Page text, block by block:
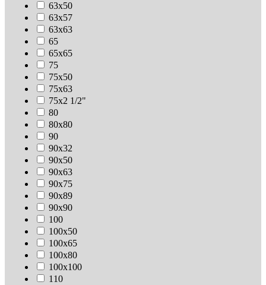
63х50
63х57
63х63
65
65х65
75
75х50
75х63
75х2 1/2"
80
80х80
90
90х32
90х50
90х63
90х75
90х89
90х90
100
100х50
100х65
100х80
100х100
110